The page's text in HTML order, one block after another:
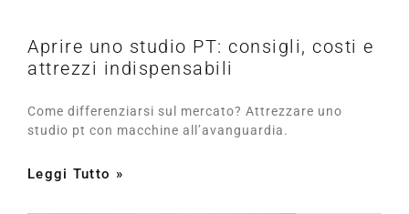
Aprire uno studio PT: consigli, costi e
attrezzi indispensabili
Come differenziarsi sul mercato? Attrezzare uno
studio pt con macchine all’avanguardia.
Leggi Tutto »